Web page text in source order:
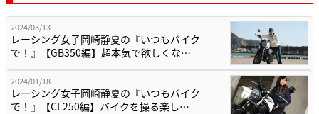
2024/03/13
レーシング女子岡崎静夏の『いつもバイク
で！』【GB350編】超本気で欲しくな…
2024/01/18
レーシング女子岡崎静夏の『いつもバイク
で！』【CL250編】バイクを操る楽し…